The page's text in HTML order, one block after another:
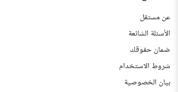
عن مستقل
الأسئلة الشائعة
ضمان حقوقك
شروط الاستخدام
بيان الخصوصية